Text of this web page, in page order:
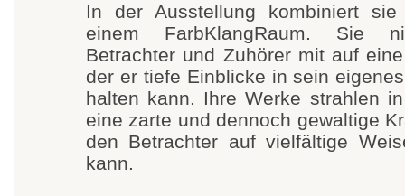
In der Ausstellung kombiniert
einem FarbKlangRaum. Sie
Betrachter und Zuhörer mit auf
der er tiefe Einblicke in sein
halten kann. Ihre Werke strahlen
eine zarte und dennoch gewaltige
den Betrachter auf vielfältige
kann.